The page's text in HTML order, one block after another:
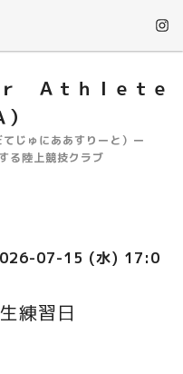
Ａｔｈｌｅｔｅ
じゅにああすりーと）ー
る陸上競技クラブ
07-15 (水) 17:0
練習日